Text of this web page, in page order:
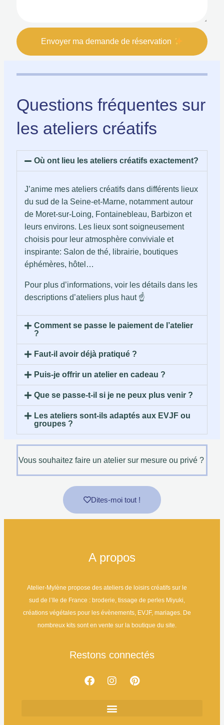
Envoyer ma demande de réservation
Questions fréquentes sur
les ateliers créatifs
Où ont lieu les ateliers créatifs exactement?
J’anime mes ateliers créatifs dans différents lieux
du sud de la Seine-et-Marne, notamment autour
de Moret-sur-Loing, Fontainebleau, Barbizon et
leurs environs. Les lieux sont soigneusement
choisis pour leur atmosphère conviviale et
inspirante: Salon de thé, librairie, boutiques
éphémères, hôtel…
Pour plus d’informations, voir les détails dans les
descriptions d’ateliers plus haut ☝️
Comment se passe le paiement de l’atelier
?
Faut-il avoir déjà pratiqué ?
Puis-je offrir un atelier en cadeau ?
Que se passe-t-il si je ne peux plus venir ?
Les ateliers sont-ils adaptés aux EVJF ou
groupes ?
Vous souhaitez faire un atelier sur mesure ou privé ?
Dites-moi tout !
A propos
Atelier-Mylène propose des ateliers de loisirs créatifs sur le
sud de l’Ile de France : broderie, tissage de perles Miyuki,
créations végétales pour les évènements, EVJF, mariages. De
nombreux kits sont en vente sur la boutique du site.
Restons connectés